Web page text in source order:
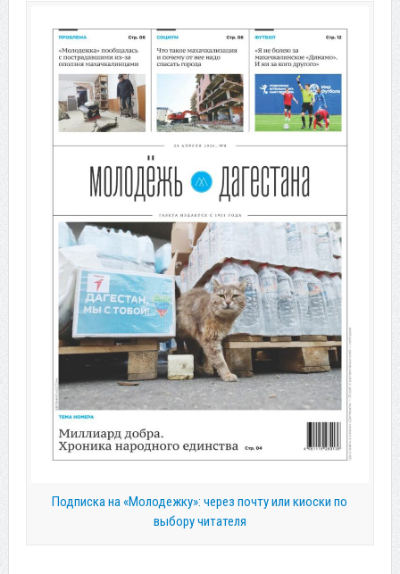
Подписка на «Молодежку»: через почту или киоски по
выбору читателя